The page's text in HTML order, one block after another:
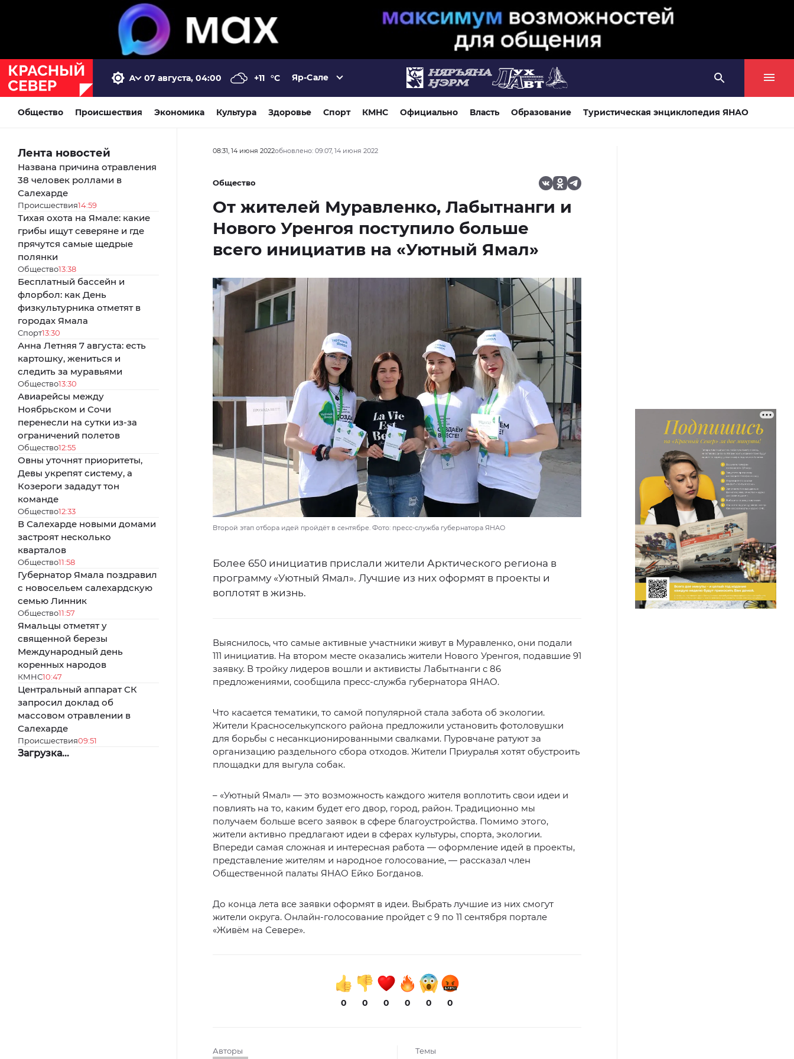
07 августа, 04:00 +11 °C Яр-Сале
Общество Происшествия Экономика Культура Здоровье Спорт КМНС Официально Власть Образование Туристическая энциклопедия ЯНАО
Лента новостей
Названа причина отравления
38 человек роллами в
Салехарде
Происшествия14:59
Тихая охота на Ямале: какие
грибы ищут северяне и где
прячутся самые щедрые
полянки
Общество13:38
Бесплатный бассейн и
флорбол: как День
физкультурника отметят в
городах Ямала
Спорт13:30
Анна Летняя 7 августа: есть
картошку, жениться и
следить за муравьями
Общество13:30
Авиарейсы между
Ноябрьском и Сочи
перенесли на сутки из-за
ограничений полетов
Общество12:55
Овны уточнят приоритеты,
Девы укрепят систему, а
Козероги зададут тон
команде
Общество12:33
В Салехарде новыми домами
застроят несколько
кварталов
Общество11:58
Губернатор Ямала поздравил
с новосельем салехардскую
семью Линник
Общество11:57
Ямальцы отметят у
священной березы
Международный день
коренных народов
КМНС10:47
Центральный аппарат СК
запросил доклад об
массовом отравлении в
Салехарде
Происшествия09:51
Загрузка...
08:31, 14 июня 2022обновлено: 09:07, 14 июня 2022
Общество
От жителей Муравленко, Лабытнанги и
Нового Уренгоя поступило больше
всего инициатив на «Уютный Ямал»
Второй этап отбора идей пройдёт в сентябре. Фото: пресс-служба губернатора ЯНАО
Более 650 инициатив прислали жители Арктического региона в
программу «Уютный Ямал». Лучшие из них оформят в проекты и
воплотят в жизнь.
Выяснилось, что самые активные участники живут в Муравленко, они подали
111 инициатив. На втором месте оказались жители Нового Уренгоя, подавшие 91
заявку. В тройку лидеров вошли и активисты Лабытнанги с 86
предложениями, сообщила пресс-служба губернатора ЯНАО.
Что касается тематики, то самой популярной стала забота об экологии.
Жители Красноселькупского района предложили установить фотоловушки
для борьбы с несанкционированными свалками. Пуровчане ратуют за
организацию раздельного сбора отходов. Жители Приуралья хотят обустроить
площадки для выгула собак.
– «Уютный Ямал» — это возможность каждого жителя воплотить свои идеи и
повлиять на то, каким будет его двор, город, район. Традиционно мы
получаем больше всего заявок в сфере благоустройства. Помимо этого,
жители активно предлагают идеи в сферах культуры, спорта, экологии.
Впереди самая сложная и интересная работа — оформление идей в проекты,
представление жителям и народное голосование, — рассказал член
Общественной палаты ЯНАО Ейко Богданов.
До конца лета все заявки оформят в идеи. Выбрать лучшие из них смогут
жители округа. Онлайн-голосование пройдет с 9 по 11 сентября портале
«Живём на Севере».
0 0 0 0 0 0
Авторы Темы